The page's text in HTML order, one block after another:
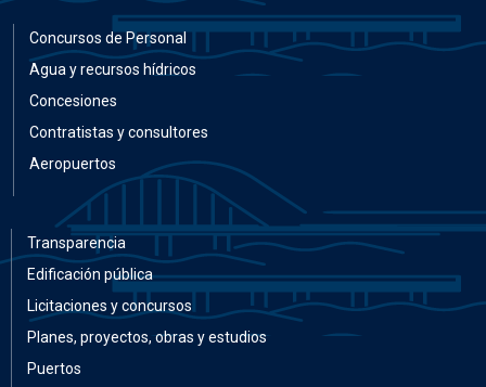
Concursos de Personal
Agua y recursos hídricos
Concesiones
Contratistas y consultores
Aeropuertos
Transparencia
Edificación pública
Licitaciones y concursos
Planes, proyectos, obras y estudios
Puertos